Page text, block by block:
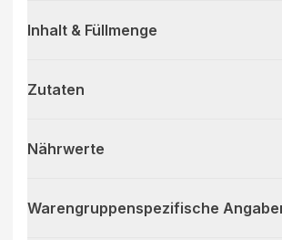
Inhalt & Füllmenge
Zutaten
Nährwerte
Warengruppenspezifische